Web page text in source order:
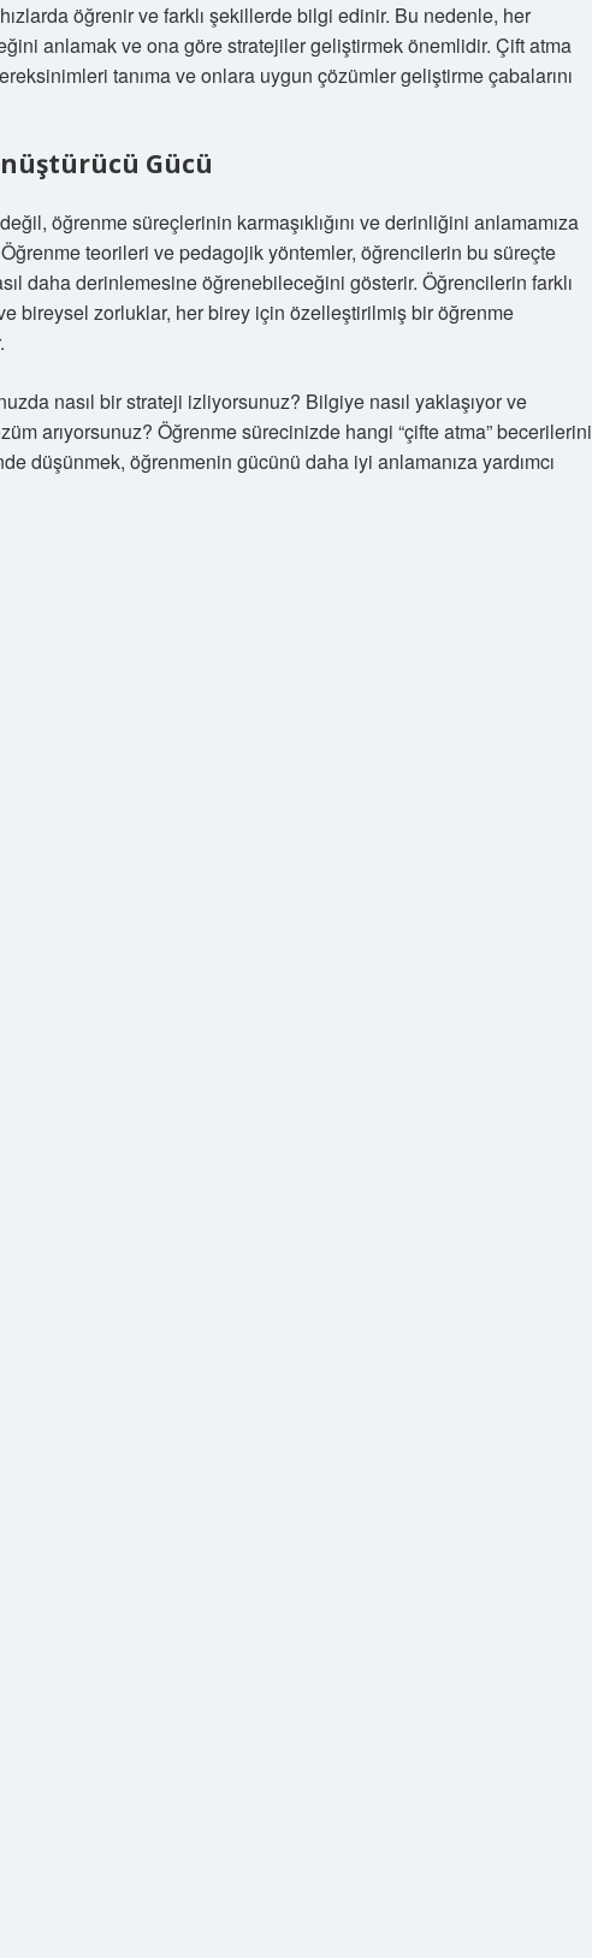
öğrenir ve farklı şekillerde bilgi edinir. Bu nedenle, her
anlamak ve ona göre stratejiler geliştirmek önemlidir. Çift atma
tanıma ve onlara uygun çözümler geliştirme çabalarını
Gücü
öğrenme süreçlerinin karmaşıklığını ve derinliğini anlamamıza
teorileri ve pedagojik yöntemler, öğrencilerin bu süreçte
daha derinlemesine öğrenebileceğini gösterir. Öğrencilerin farklı
bireysel zorluklar, her birey için özelleştirilmiş bir öğrenme
nasıl bir strateji izliyorsunuz? Bilgiye nasıl yaklaşıyor ve
arıyorsunuz? Öğrenme sürecinizde hangi “çifte atma” becerilerini
düşünmek, öğrenmenin gücünü daha iyi anlamanıza yardımcı